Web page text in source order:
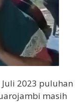
2023 puluhan
masih